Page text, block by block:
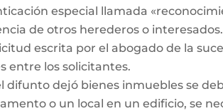
especial llamada
de otros herederos o interesados.
escrita por el abogado de la
entre los solicitantes.
difunto dejó bienes inmuebles se
o un local en un edificio, se